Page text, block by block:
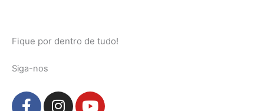
Fique por dentro de tudo!
Siga-nos
F
I
Y